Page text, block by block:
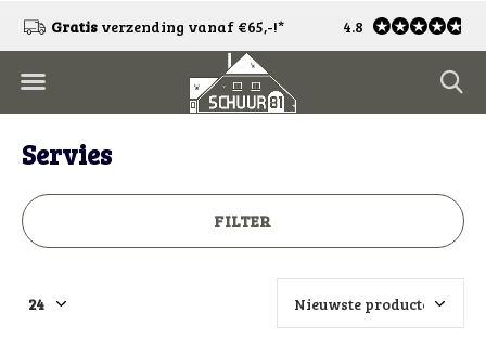
vanaf €65,-!* Gratisretourneren* 4.8
Servies
FILTER